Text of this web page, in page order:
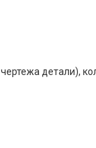
детали),